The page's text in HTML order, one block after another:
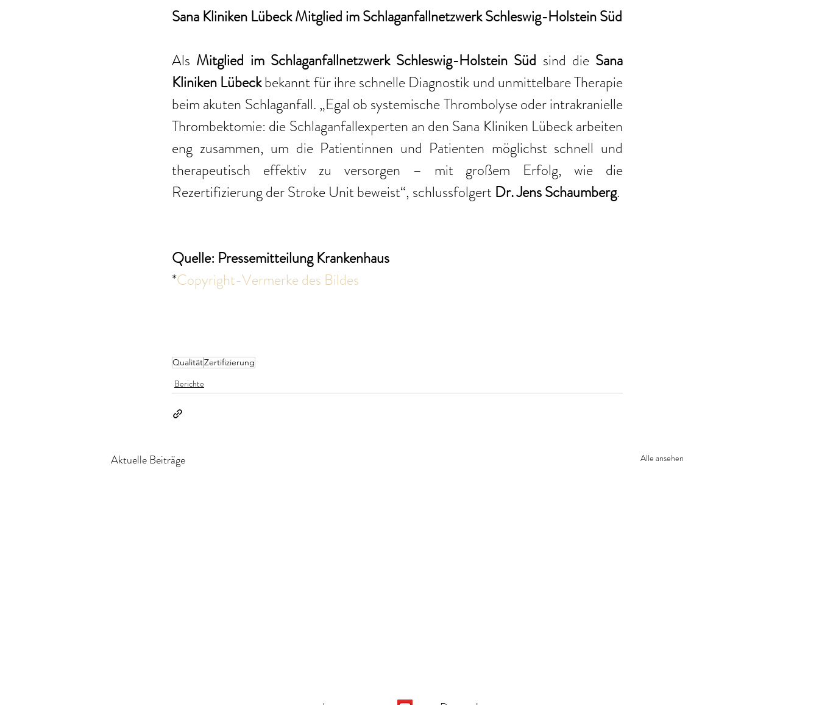
Sana Kliniken Lübeck Mitglied im Schlaganfallnetzwerk Schleswig-Holstein Süd
Als Mitglied im Schlaganfallnetzwerk Schleswig-Holstein Süd sind die Sana
Kliniken Lübeck bekannt für ihre schnelle Diagnostik und unmittelbare Therapie
beim akuten Schlaganfall. „Egal ob systemische Thrombolyse oder intrakranielle
Thrombektomie: die Schlaganfallexperten an den Sana Kliniken Lübeck arbeiten
eng zusammen, um die Patientinnen und Patienten möglichst schnell und
therapeutisch effektiv zu versorgen – mit großem Erfolg, wie die
Rezertifizierung der Stroke Unit beweist“, schlussfolgert Dr. Jens Schaumberg.
Quelle: Pressemitteilung Krankenhaus
*Copyright-Vermerke des Bildes
QualitätZertifizierung
Berichte
Aktuelle Beiträge Alle ansehen